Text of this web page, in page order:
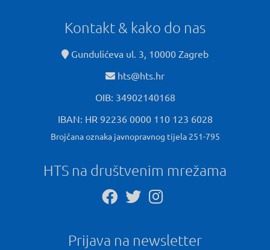
Kontakt & kako do nas
Gundulićeva ul. 3, 10000 Zagreb
hts@hts.hr
OIB: 34902140168
IBAN: HR 92236 0000 110 123 6028
Brojčana oznaka javnopravnog tijela 251-795
HTS na društvenim mrežama
Prijava na newsletter